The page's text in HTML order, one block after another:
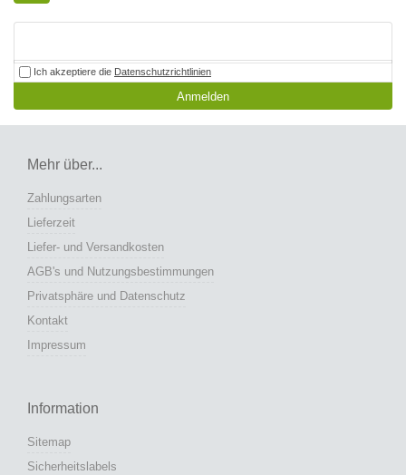
Ich akzeptiere die Datenschutzrichtlinien
Anmelden
Mehr über...
Zahlungsarten
Lieferzeit
Liefer- und Versandkosten
AGB's und Nutzungsbestimmungen
Privatsphäre und Datenschutz
Kontakt
Impressum
Information
Sitemap
Sicherheitslabels